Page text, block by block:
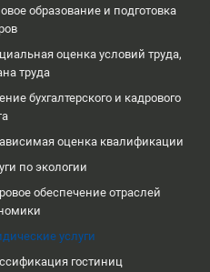
образование и подготовка
оценка условий труда,
труда
бухгалтерского и кадрового
оценка квалификации
по экологии
обеспечение отраслей
услуги
гостиниц